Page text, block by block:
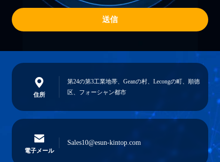
送信
住所
第24の第3工業地帯、Geanの村、Lecongの町、順徳
区、フォーシャン都市
電子メール
Sales10@esun-kintop.com